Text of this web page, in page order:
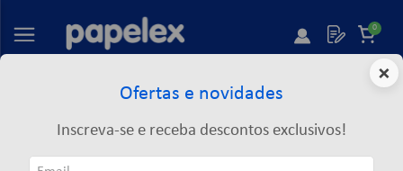
Shopping
×
Ofertas e novidades
Inscreva-se e receba descontos exclusivos!